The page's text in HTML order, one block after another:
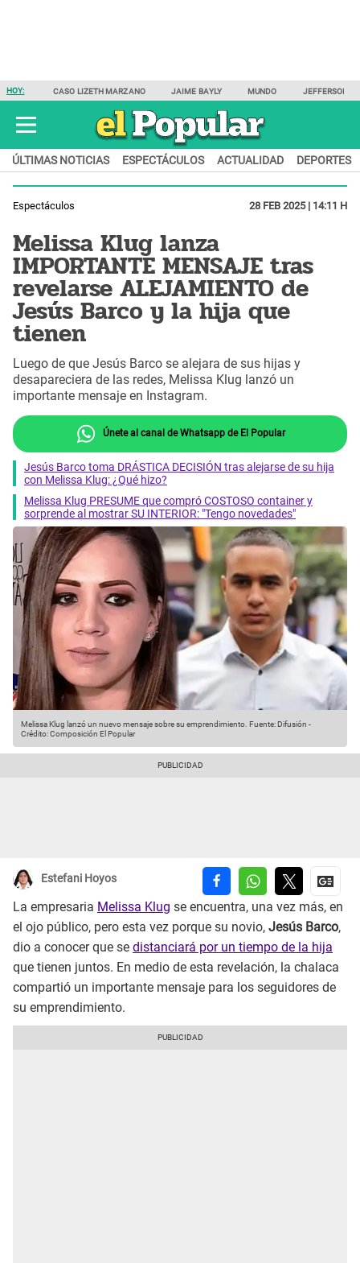
HOY: CASO LIZETH MARZANO JAIME BAYLY MUNDO JEFFERSON
ÚLTIMAS NOTICIAS ESPECTÁCULOS ACTUALIDAD DEPORTES
Espectáculos 28 FEB 2025 | 14:11 H
Melissa Klug lanza
IMPORTANTE MENSAJE tras
revelarse ALEJAMIENTO de
Jesús Barco y la hija que
tienen
Luego de que Jesús Barco se alejara de sus hijas y
desapareciera de las redes, Melissa Klug lanzó un
importante mensaje en Instagram.
Únete al canal de Whatsapp de El Popular
Jesús Barco toma DRÁSTICA DECISIÓN tras alejarse de su hija
con Melissa Klug: ¿Qué hizo?
Melissa Klug PRESUME que compró COSTOSO container y
sorprende al mostrar SU INTERIOR: "Tengo novedades"
Melissa Klug lanzó un nuevo mensaje sobre su emprendimiento. Fuente: Difusión -
Crédito: Composición El Popular
Estefani Hoyos
La empresaria Melissa Klug se encuentra, una vez más, en
el ojo público, pero esta vez porque su novio, Jesús Barco,
dio a conocer que se distanciará por un tiempo de la hija
que tienen juntos. En medio de esta revelación, la chalaca
compartió un importante mensaje para los seguidores de
su emprendimiento.